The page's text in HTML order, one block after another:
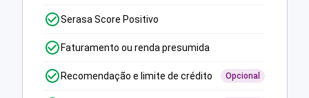
Serasa Score Positivo
Faturamento ou renda presumida
Recomendação e limite de crédito Opcional